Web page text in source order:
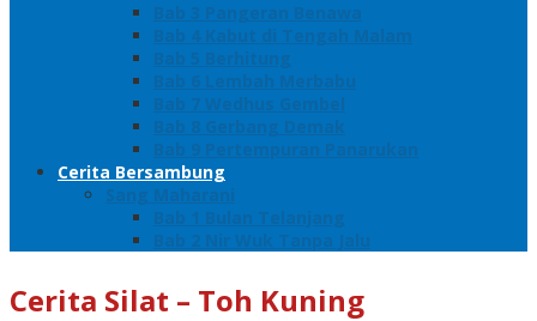
Bab 3 Pangeran Benawa
Bab 4 Kabut di Tengah Malam
Bab 5 Berhitung
Bab 6 Lembah Merbabu
Bab 7 Wedhus Gembel
Bab 8 Gerbang Demak
Bab 9 Pertempuran Panarukan
Cerita Bersambung
Sang Maharani
Bab 1 Bulan Telanjang
Bab 2 Nir Wuk Tanpa Jalu
Cerita Silat – Toh Kuning